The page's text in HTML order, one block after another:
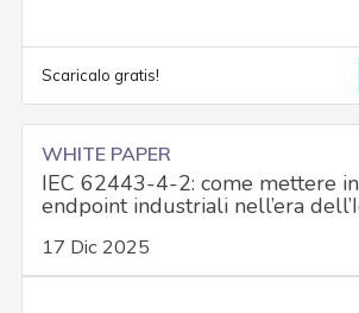
Scaricalo gratis!
WHITE PAPER
IEC 62443-4-2: come mettere
endpoint industriali nell’era
17 Dic 2025